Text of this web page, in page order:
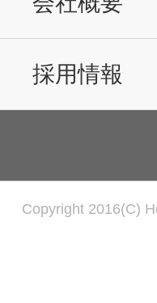
採用情報
Copyright 2016(C)